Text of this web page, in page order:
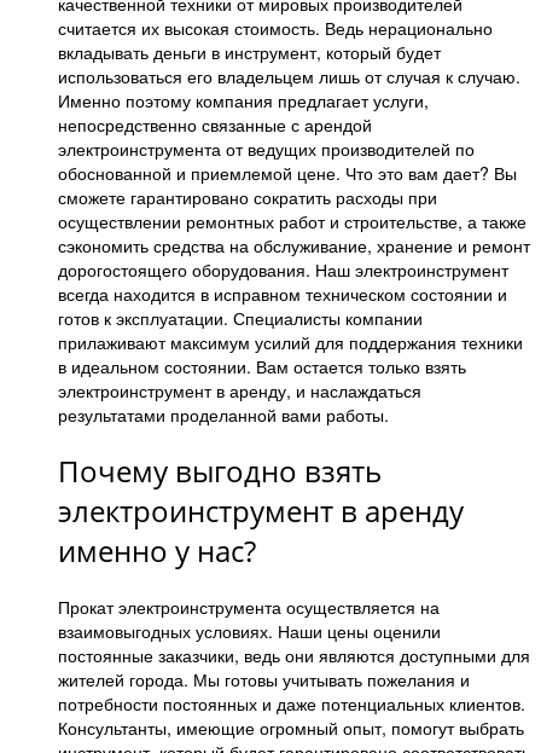
считается их высокая стоимость. Ведь нерационально
вкладывать деньги в инструмент, который будет
использоваться его владельцем лишь от случая к случаю.
Именно поэтому компания предлагает услуги,
непосредственно связанные с арендой
электроинструмента от ведущих производителей по
обоснованной и приемлемой цене. Что это вам дает? Вы
сможете гарантировано сократить расходы при
осуществлении ремонтных работ и строительстве, а также
сэкономить средства на обслуживание, хранение и ремонт
дорогостоящего оборудования. Наш электроинструмент
всегда находится в исправном техническом состоянии и
готов к эксплуатации. Специалисты компании
прилаживают максимум усилий для поддержания техники
в идеальном состоянии. Вам остается только взять
электроинструмент в аренду, и наслаждаться
результатами проделанной вами работы.
Почему выгодно взять
электроинструмент в аренду
именно у нас?
Прокат электроинструмента осуществляется на
взаимовыгодных условиях. Наши цены оценили
постоянные заказчики, ведь они являются доступными для
жителей города. Мы готовы учитывать пожелания и
потребности постоянных и даже потенциальных клиентов.
Консультанты, имеющие огромный опыт, помогут выбрать